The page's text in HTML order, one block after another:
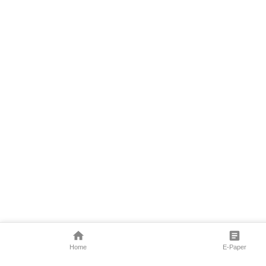
Home E-Paper